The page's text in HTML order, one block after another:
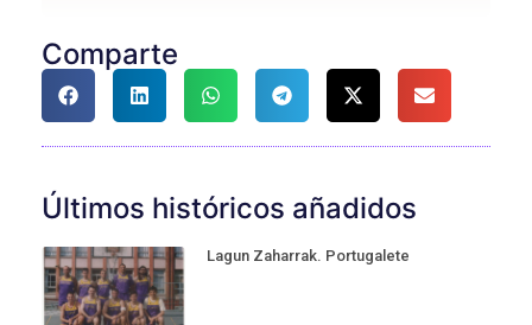
Comparte
Últimos históricos añadidos
Lagun Zaharrak. Portugalete